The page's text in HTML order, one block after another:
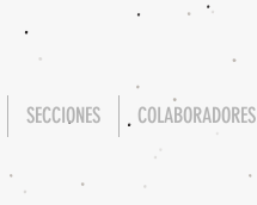
SECCIONES COLABORADORES